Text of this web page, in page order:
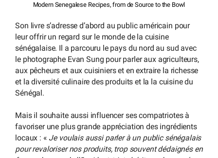
Modern Senegalese Recipes, from de Source to the Bowl
Son livre s’adresse d’abord au public américain pour
leur offrir un regard sur le monde de la cuisine
sénégalaise. Il a parcouru le pays du nord au sud avec
le photographe Evan Sung pour parler aux agriculteurs,
aux pêcheurs et aux cuisiniers et en extraire la richesse
et la diversité culinaire des produits et la la cuisine du
Sénégal.
Mais il souhaite aussi influencer ses compatriotes à
favoriser une plus grande appréciation des ingrédients
locaux : « Je voulais aussi parler à un public sénégalais
pour revaloriser nos produits, trop souvent dédaignés en